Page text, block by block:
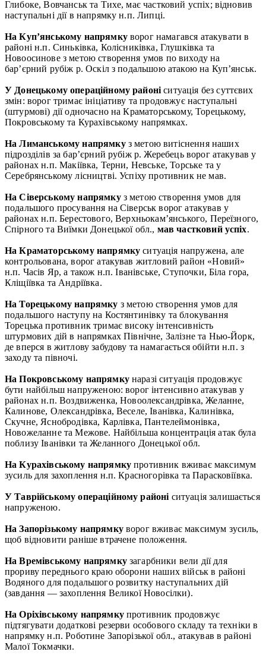
Глибоке, Вовчанськ та Тихе, має частковий успіх; відновив
наступальні дії в напрямку н.п. Липці.
На Купʼянському напрямкуворог намагався атакувати в
районі н.п. Синьківка, Колісниківка, Глушківка та
Новоосинове з метою створення умов по виходу на
бар’єрний рубіж р. Оскіл з подальшою атакою на Куп’янськ.
У Донецькому операційному районі ситуація без суттєвих
змін: ворог тримає ініціативу та продовжує наступальні
(штурмові) дії одночасно на Краматорському, Торецькому,
Покровському та Курахівському напрямках.
На Лиманському напрямку з метою витіснення наших
підрозділів за бар’єрний рубіж р. Жеребець ворог атакував у
районах н.п. Макіївка, Терни, Невське, Торське та у
Серебрянському лісництві. Успіху противник не мав.
На Сіверському напрямкуз метою створення умов для
подальшого просування на Сіверськ ворог атакував у
районах н.п. Берестового, Верхньокам’янського, Переїзного,
Спірного та Виїмки Донецької обл., мав частковий успіх.
На Краматорському напрямку ситуація напружена, але
контрольована, ворог атакував житловий район «Новий»
н.п. Часів Яр, а також н.п. Іванівське, Ступочки, Біла гора,
Кліщіївка та Андріївка.
На Торецькому напрямку з метою створення умов для
подальшого наступу на Костянтинівку та блокування
Торецька противник тримає високу інтенсивність
штурмових дій в напрямках Північне, Залізне та Нью-Йорк,
де вперся в житлову забудову та намагається обійти н.п. з
заходу та півночі.
На Покровському напрямкунаразі ситуація продовжує
бути найбільш напруженою: ворог інтенсивно атакував у
районах н.п. Воздвиженка, Новоолександрівка, Желанне,
Калинове, Олександрівка, Веселе, Іванівка, Калинівка,
Скучне, Яснобродівка, Карлівка, Пантелеймонівка,
Новожеланне та Межове. Найбільша концентрація атак була
поблизу Іванівки та Желанного Донецької обл.
На Курахівському напрямку противник вживає максимум
зусиль для захоплення н.п. Красногорівка та Парасковіївка.
У Таврійському операційному районі ситуація залишається
напруженою.
На Запорізькому напрямкуворог вживає максимум зусиль,
щоб відновити раніше втрачене положення.
На Времівському напрямку загарбники вели дії для
прориву переднього краю оборони наших військ в районі
Водяного для подальшого розвитку наступальних дій
(завдання — захоплення Великої Новосілки).
На Оріхівському напрямкупротивник продовжує
підтягувати додаткові резерви особового складу та техніки в
напрямку н.п. Роботине Запорізької обл., атакував в районі
Малої Токмачки.